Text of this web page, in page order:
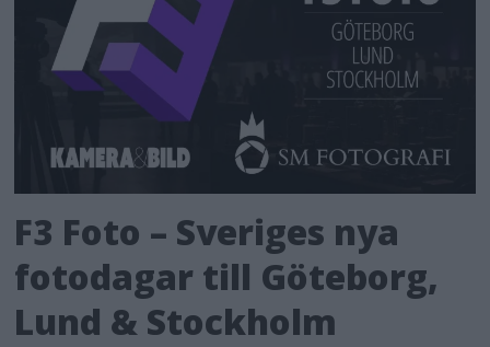
F3 Foto – Sveriges nya
fotodagar till Göteborg,
Lund & Stockholm